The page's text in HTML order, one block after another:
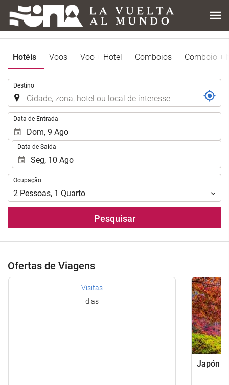
Hotéis Voos Voo + Hotel Comboios Comboio +
Destino
Data de Entrada
Data de Saída
Ocupação
Ocupação
2 Pessoas, 1 Quarto
Pesquisar
Ofertas de Viagens
Visitas
dias
Japón